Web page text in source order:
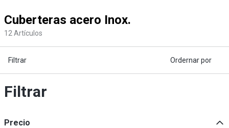
Cuberteras acero Inox.
12 Artículos
Filtrar Ordernar por
Filtrar
Precio